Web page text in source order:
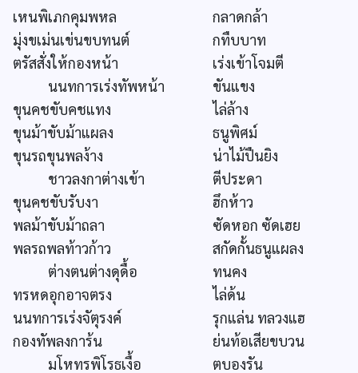
เหนพิเภกคุมพหล
กลาดกล้า
มุ่งขเม่นเข่นขบทนต์
กทืบบาท
ตรัสสั่งให้กองหน้า
เร่งเข้าโจมตี
นนทการเร่งทัพหน้า
ขันแขง
ขุนคชขับคชแทง
ไล่ล้าง
ขุนม้าขับม้าแผลง
ธนูพิศม์
ขุนรถขุนพลง้าง
น่าไม้ปืนยิง
ชาวลงกาต่างเข้า
ตีประดา
ขุนคชขับรับงา
ฮึกห้าว
พลม้าขับม้าถลา
ซัดหอก ซัดเฮย
พลรถพลท้าวก้าว
สกัดกั้นธนูแผลง
ต่างตนต่างดุดื้อ
ทนคง
ทรหดอุกอาจตรง
ไล่ด้น
นนทการเร่งจัตุรงค์
รุกแล่น ทลวงแฮ
กองทัพลงการ้น
ย่นท้อเสียขบวน
มโหทรพิโรธเงื้อ
ตบองรัน